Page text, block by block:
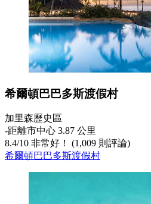
希爾頓巴巴多斯渡假村
加里森歷史區
‐距離市中心 3.87 公里
8.4/10 非常好！ (1,009 則評論)
希爾頓巴巴多斯渡假村